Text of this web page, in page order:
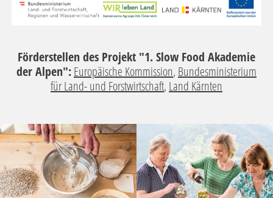
Förderstellen des Projekt "1. Slow Food Akademie
der Alpen":Europäische Kommission, Bundesministerium
für Land- und Forstwirtschaft, Land Kärnten